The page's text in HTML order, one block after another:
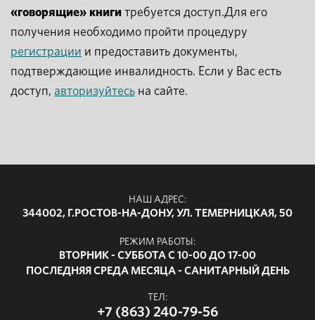
«говорящие» книги требуется доступ.Для его
получения необходимо пройти процедуру
регистрации и предоставить документы,
подтверждающие инвалидность. Если у Вас есть
доступ, авторизуйтесь на сайте.
НАШ АДРЕС:
344002, Г.РОСТОВ-НА-ДОНУ, УЛ. ТЕМЕРНИЦКАЯ, 50
РЕЖИМ РАБОТЫ:
ВТОРНИК - СУББОТА С 10-00 ДО 17-00
ПОСЛЕДНЯЯ СРЕДА МЕСЯЦА - САНИТАРНЫЙ ДЕНЬ
ТЕЛ:
+7 (863) 240-79-56